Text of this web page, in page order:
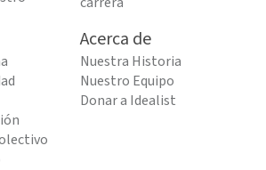
Acerca de
Nuestra Historia
Nuestro Equipo
Donar a Idealist